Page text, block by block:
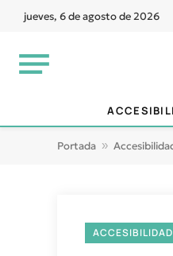
jueves, 6 de agosto de 2026
Portada »
ACCESIBILIDAD